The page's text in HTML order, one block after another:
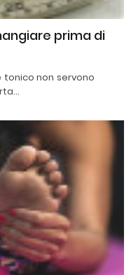
prima di
non servono